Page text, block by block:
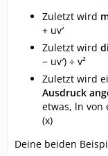
Zuletzt wird
+ uv′
Zuletzt wird
− uv′) ÷ v²
Zuletzt wird
Ausdruck
etwas, ln von
(x)
Deine beiden